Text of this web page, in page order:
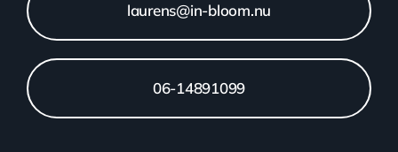
laurens@in-bloom.nu
06-14891099